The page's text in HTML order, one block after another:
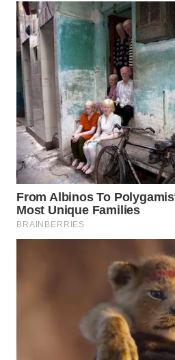
WN
TAPANULI
SELATAN
WN
TANJUNG
LESUNG
WN
KARO
WN
SIMALUNGUN